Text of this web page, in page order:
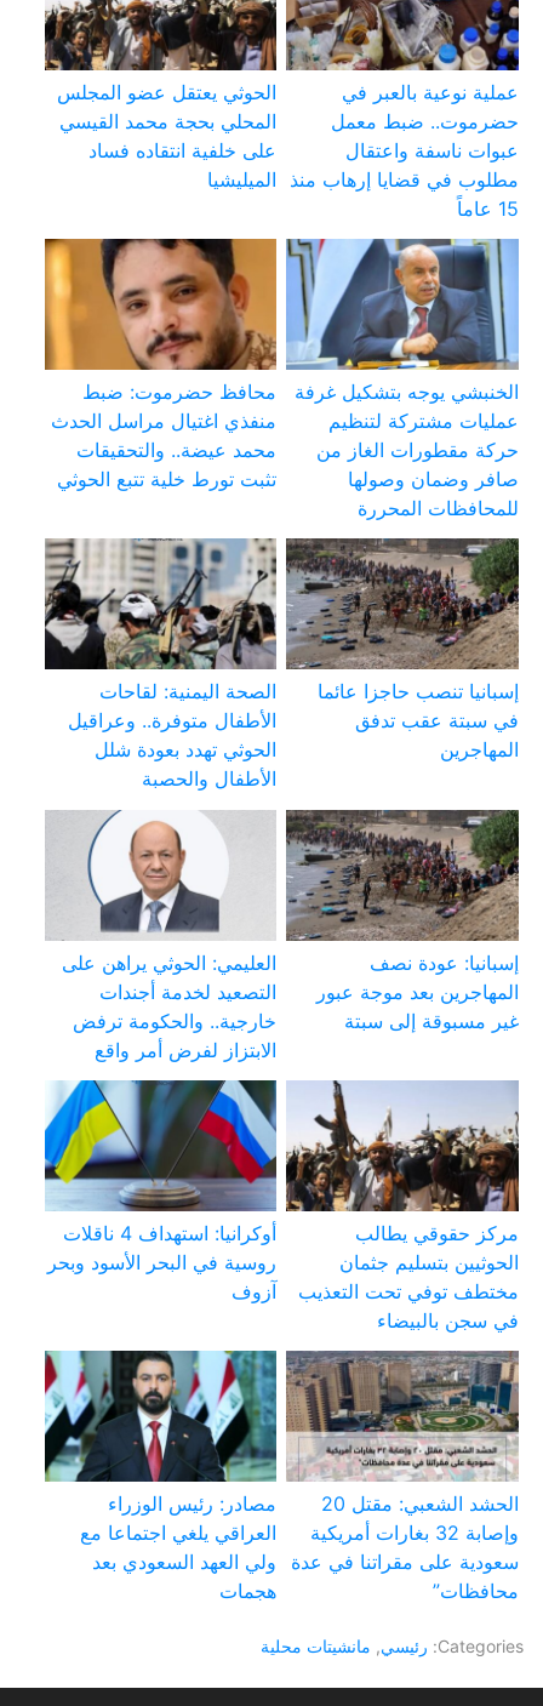
عملية نوعية بالعبر في
حضرموت.. ضبط معمل
عبوات ناسفة واعتقال
مطلوب في قضايا إرهاب منذ
15 عاماً
الحوثي يعتقل عضو المجلس
المحلي بحجة محمد القيسي
على خلفية انتقاده فساد
الميليشيا
الخنبشي يوجه بتشكيل غرفة
عمليات مشتركة لتنظيم
حركة مقطورات الغاز من
صافر وضمان وصولها
للمحافظات المحررة
محافظ حضرموت: ضبط
منفذي اغتيال مراسل الحدث
محمد عيضة.. والتحقيقات
تثبت تورط خلية تتبع الحوثي
إسبانيا تنصب حاجزا عائما
في سبتة عقب تدفق
المهاجرين
الصحة اليمنية: لقاحات
الأطفال متوفرة.. وعراقيل
الحوثي تهدد بعودة شلل
الأطفال والحصبة
إسبانيا: عودة نصف
المهاجرين بعد موجة عبور
غير مسبوقة إلى سبتة
العليمي: الحوثي يراهن على
التصعيد لخدمة أجندات
خارجية.. والحكومة ترفض
الابتزاز لفرض أمر واقع
مركز حقوقي يطالب
الحوثيين بتسليم جثمان
مختطف توفي تحت التعذيب
في سجن بالبيضاء
أوكرانيا: استهداف 4 ناقلات
روسية في البحر الأسود وبحر
آزوف
الحشد الشعبي: مقتل 20
وإصابة 32 بغارات أمريكية
سعودية على مقراتنا في عدة
محافظات”
مصادر: رئيس الوزراء
العراقي يلغي اجتماعا مع
ولي العهد السعودي بعد
هجمات
Categories: رئيسي, مانشيتات محلية